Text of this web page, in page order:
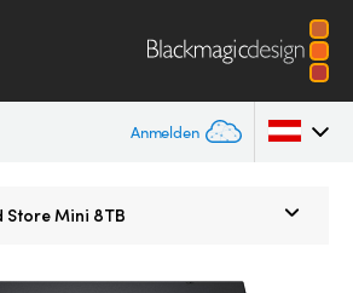
Anmelden
Store Mini 8TB